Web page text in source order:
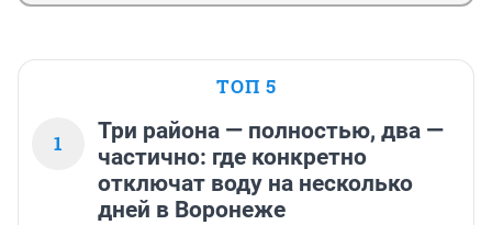
ТОП 5
1
Три района — полностью, два —
частично: где конкретно
отключат воду на несколько
дней в Воронеже